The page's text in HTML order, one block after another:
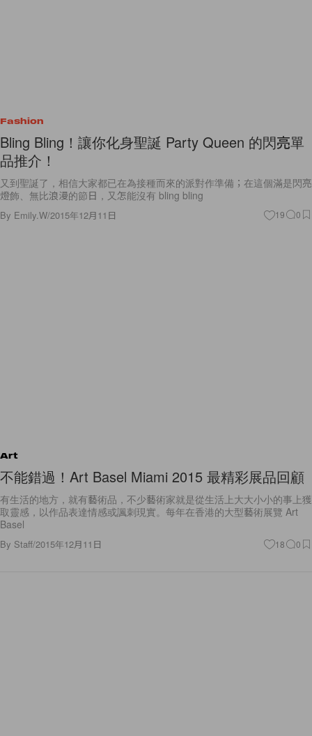
Fashion
Bling Bling！讓你化身聖誕 Party Queen 的閃亮單
品推介！
又到聖誕了，相信大家都已在為接種而來的派對作準備；在這個滿是閃亮
燈飾、無比浪漫的節日，又怎能沒有 bling bling
By Emily.W/2015年12月11日 19 0
Art
不能錯過！Art Basel Miami 2015 最精彩展品回顧
有生活的地方，就有藝術品，不少藝術家就是從生活上大大小小的事上獲
取靈感，以作品表達情感或諷刺現實。每年在香港的大型藝術展覽 Art
Basel
By Staff/2015年12月11日 18 0